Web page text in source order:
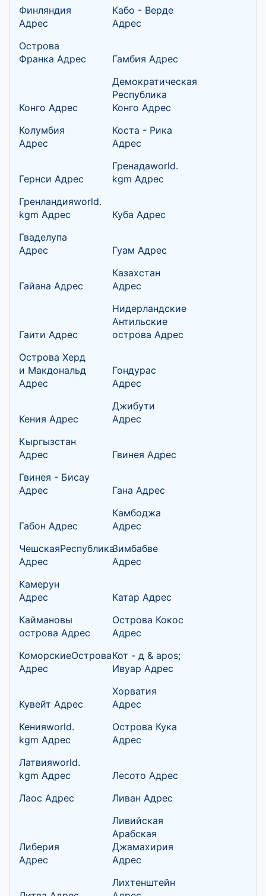
Финляндия
Адрес
Кабо - Верде
Адрес
Острова
Франка Адрес
Гамбия Адрес
Конго Адрес
Демократическая
Республика
Конго Адрес
Колумбия
Адрес
Коста - Рика
Адрес
Гернси Адрес
Гренадаworld.
kgm Адрес
Гренландияworld.
kgm Адрес
Куба Адрес
Гваделупа
Адрес
Гуам Адрес
Гайана Адрес
Казахстан
Адрес
Гаити Адрес
Нидерландские
Антильские
острова Адрес
Острова Херд
и Макдональд
Адрес
Гондурас
Адрес
Кения Адрес
Джибути
Адрес
Кыргызстан
Адрес
Гвинея Адрес
Гвинея - Бисау
Адрес
Гана Адрес
Габон Адрес
Камбоджа
Адрес
ЧешскаяРеспублика
Адрес
Зимбабве
Адрес
Камерун
Адрес
Катар Адрес
Каймановы
острова Адрес
Острова Кокос
Адрес
КоморскиеОстрова
Адрес
Кот - д & apos;
Ивуар Адрес
Кувейт Адрес
Хорватия
Адрес
Кенияworld.
kgm Адрес
Острова Кука
Адрес
Латвияworld.
kgm Адрес
Лесото Адрес
Лаос Адрес
Ливан Адрес
Либерия
Адрес
Ливийская
Арабская
Джамахирия
Адрес
Лихтенштейн